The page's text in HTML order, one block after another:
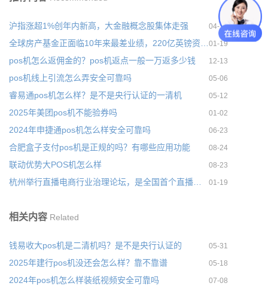
沪指涨超1%创年内新高，大金融概念股集体走强 04-17
01-19
pos机怎么返佣金的？pos机返点一般一万返多少钱 12-13
pos机线上引流怎么弄安全可靠吗 05-06
睿易通pos机怎么样？是不是央行认证的一清机 05-12
2025年美团pos机不能验券吗 01-02
2024年申捷通pos机怎么样安全可靠吗 06-23
合肥盒子支付pos机是正规的吗？有哪些应用功能 08-24
联动优势大POS机怎么样 08-23
01-19
相关内容 Related
钱易收大pos机是二清机吗？是不是央行认证的 05-31
2025年建行pos机没还会怎么样？靠不靠谱 05-18
2024年pos机怎么样装纸视频安全可靠吗 07-08